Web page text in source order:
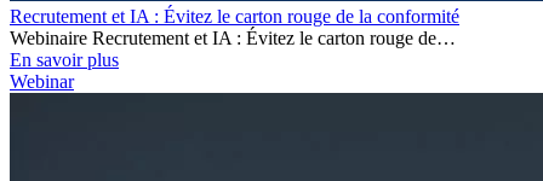
Recrutement et IA : Évitez le carton rouge de la conformité
Webinaire Recrutement et IA : Évitez le carton rouge de…
En savoir plus
Webinar